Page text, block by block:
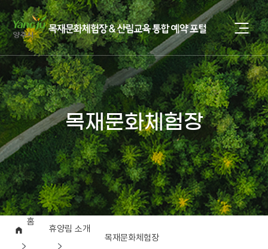
목재문화체험장
홈
휴양림 소개
목재문화체험장